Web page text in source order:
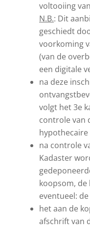
voltooiing
N.B.: Dit
geschiedt
voorkoming
(van de
een digitale
na deze
volgt het 3e
controle van
hypothecaire
na controle
Kadaster
koopsom, de
eventueel:
het aan de
afschrift van